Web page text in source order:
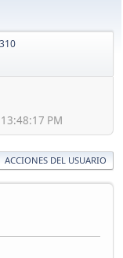
PM
ACCIONES DEL USUARIO